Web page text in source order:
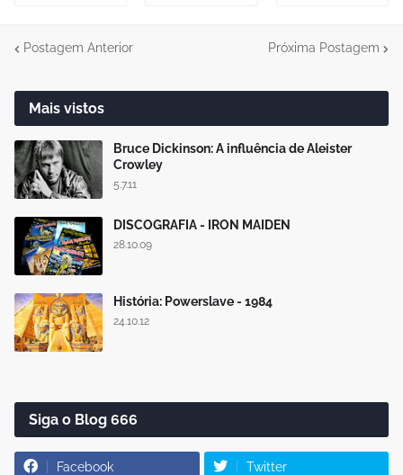
Postagem Anterior Próxima Postagem
Mais vistos
Bruce Dickinson: A influência de Aleister
Crowley
5.7.11
DISCOGRAFIA - IRON MAIDEN
28.10.09
História: Powerslave - 1984
24.10.12
Siga o Blog 666
Facebook Twitter